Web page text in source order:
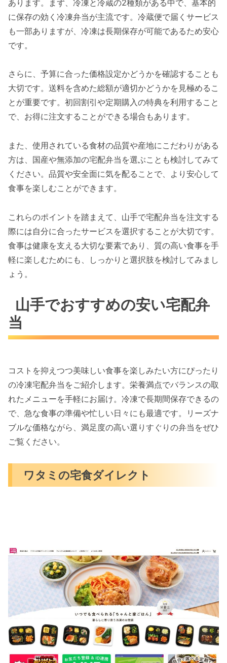
あります。まず、冷凍と冷蔵の2種類がある中で、基本的
に保存の効く冷凍弁当が主流です。冷蔵便で届くサービス
も一部ありますが、冷凍は長期保存が可能であるため安心
です。
さらに、予算に合った価格設定かどうかを確認することも
大切です。送料を含めた総額が適切かどうかを見極めるこ
とが重要です。初回割引や定期購入の特典を利用すること
で、お得に注文することができる場合もあります。
また、使用されている食材の品質や産地にこだわりがある
方は、国産や無添加の宅配弁当を選ぶことも検討してみて
ください。品質や安全面に気を配ることで、より安心して
食事を楽しむことができます。
これらのポイントを踏まえて、山手で宅配弁当を注文する
際には自分に合ったサービスを選択することが大切です。
食事は健康を支える大切な要素であり、質の高い食事を手
軽に楽しむためにも、しっかりと選択肢を検討してみまし
ょう。
山手でおすすめの安い宅配弁
当
コストを抑えつつ美味しい食事を楽しみたい方にぴったり
の冷凍宅配弁当をご紹介します。栄養満点でバランスの取
れたメニューを手軽にお届け。冷凍で長期間保存できるの
で、急な食事の準備や忙しい日々にも最適です。リーズナ
ブルな価格ながら、満足度の高い選りすぐりの弁当をぜひ
ご覧ください。
ワタミの宅食ダイレクト